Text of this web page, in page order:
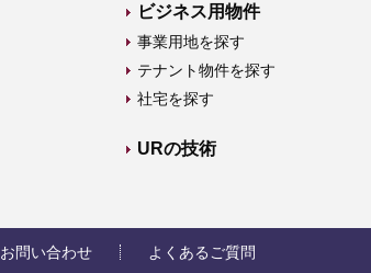
ビジネス用物件
事業用地を探す
テナント物件を探す
社宅を探す
URの技術
お問い合わせ よくあるご質問